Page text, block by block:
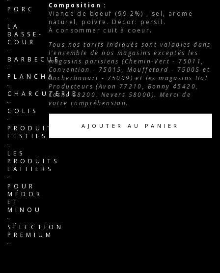
Composition :
Viande de boeuf (99.2%) , sel, arome
naturel, poivre. Décor: persil.
À consommer cuit à coeur.
Tous nos tarifs indiqués sont valables dans
l'ensemble de nos magasins exceptés les
magasins parisiens (Chemin-Vert - 75011,
Convention - 75015, Mouffetard - 75005 et
Rochechouart - 75009) et les magasins Ho!
Producteurs (Avon 77210, Bonny 45420,
Cosne 58200, Nevers 58000). Merci de
votre compréhension.
AJOUTER AU PANIER
PORC
LA
BASSE-
COUR
BARBECUE
PLANCHA
CHARCUTERIE
COLIS
PRODUITS
FESTIFS
LES
PRODUITS
LAITIERS
POUR
MÉDOR
ET
MINOU
SÉLECTION
PREMIUM